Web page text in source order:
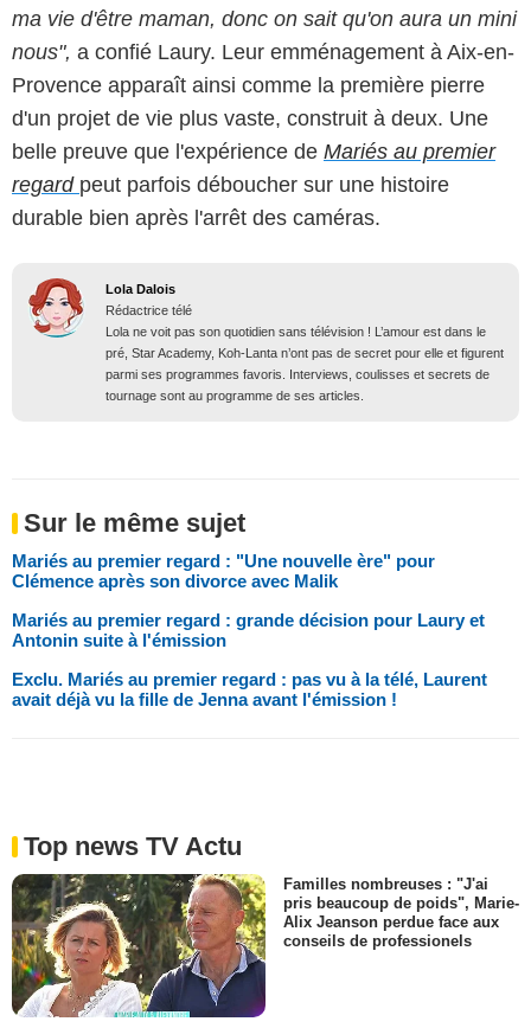
ma vie d'être maman, donc on sait qu'on aura un mini
nous", a confié Laury. Leur emménagement à Aix-en-
Provence apparaît ainsi comme la première pierre
d'un projet de vie plus vaste, construit à deux. Une
belle preuve que l'expérience de Mariés au premier
regard peut parfois déboucher sur une histoire
durable bien après l'arrêt des caméras.
Lola Dalois
Rédactrice télé
Lola ne voit pas son quotidien sans télévision ! L’amour est dans le
pré, Star Academy, Koh-Lanta n’ont pas de secret pour elle et figurent
parmi ses programmes favoris. Interviews, coulisses et secrets de
tournage sont au programme de ses articles.
Sur le même sujet
Mariés au premier regard : "Une nouvelle ère" pour
Clémence après son divorce avec Malik
Mariés au premier regard : grande décision pour Laury et
Antonin suite à l'émission
Exclu. Mariés au premier regard : pas vu à la télé, Laurent
avait déjà vu la fille de Jenna avant l'émission !
Top news TV Actu
Familles nombreuses : "J'ai
pris beaucoup de poids", Marie-
Alix Jeanson perdue face aux
conseils de professionels